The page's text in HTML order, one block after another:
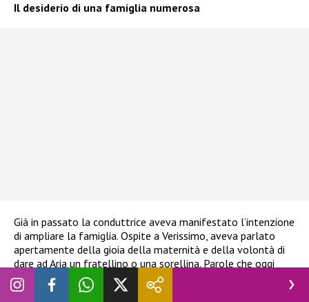
Il desiderio di una famiglia numerosa
Già in passato la conduttrice aveva manifestato l’intenzione
di ampliare la famiglia. Ospite a Verissimo, aveva parlato
apertamente della gioia della maternità e della volontà di
dare ad Aria un fratellino o una sorellina. Parole che oggi
trovano conferma con questo nuovo annuncio, accolto da
fan e colleghi con entusiasmo.